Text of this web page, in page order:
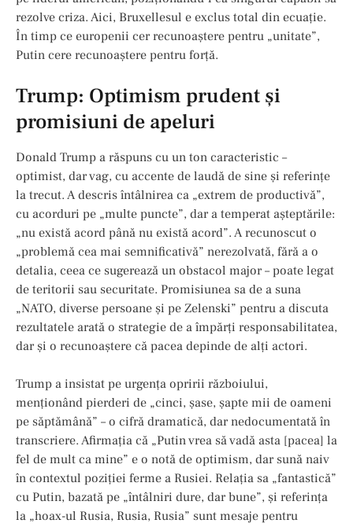
rezolve criza. Aici, Bruxellesul e exclus total din ecuație.
În timp ce europenii cer recunoaștere pentru „unitate”,
Putin cere recunoaștere pentru forță.
Trump: Optimism prudent și
promisiuni de apeluri
Donald Trump a răspuns cu un ton caracteristic –
optimist, dar vag, cu accente de laudă de sine și referințe
la trecut. A descris întâlnirea ca „extrem de productivă”,
cu acorduri pe „multe puncte”, dar a temperat așteptările:
„nu există acord până nu există acord”. A recunoscut o
„problemă cea mai semnificativă” nerezolvată, fără a o
detalia, ceea ce sugerează un obstacol major – poate legat
de teritorii sau securitate. Promisiunea sa de a suna
„NATO, diverse persoane și pe Zelenski” pentru a discuta
rezultatele arată o strategie de a împărți responsabilitatea,
dar și o recunoaștere că pacea depinde de alți actori.
Trump a insistat pe urgența opririi războiului,
menționând pierderi de „cinci, șase, șapte mii de oameni
pe săptămână” – o cifră dramatică, dar nedocumentată în
transcriere. Afirmația că „Putin vrea să vadă asta [pacea] la
fel de mult ca mine” e o notă de optimism, dar sună naiv
în contextul poziției ferme a Rusiei. Relația sa „fantastică”
cu Putin, bazată pe „întâlniri dure, dar bune”, și referința
la „hoax-ul Rusia, Rusia, Rusia” sunt mesaje pentru